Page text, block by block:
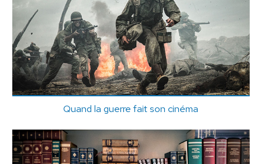
Quand la guerre fait son cinéma